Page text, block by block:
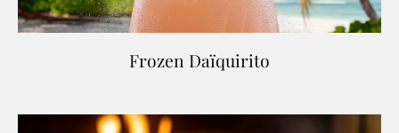
Frozen Daïquirito